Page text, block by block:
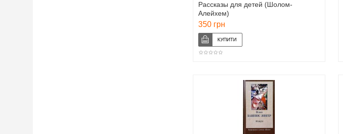
Рассказы для детей (Шолом-
Алейхем)
350 грн